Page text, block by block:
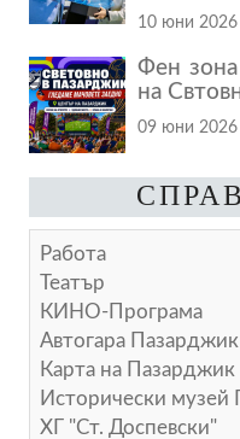
10 юни 2026
Фен
на
09 юни 2026
Работа
Театър
КИНО-Програма
Автогара
Карта на Пазарджик
Исторически музей
ХГ "Ст. Доспевски"